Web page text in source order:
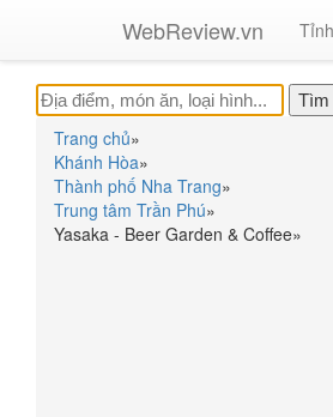
WebReview.vn
Trang chủ»
Khánh Hòa»
Thành phố Nha Trang»
Trung tâm Trần Phú»
Yasaka - Beer Garden & Coffee»